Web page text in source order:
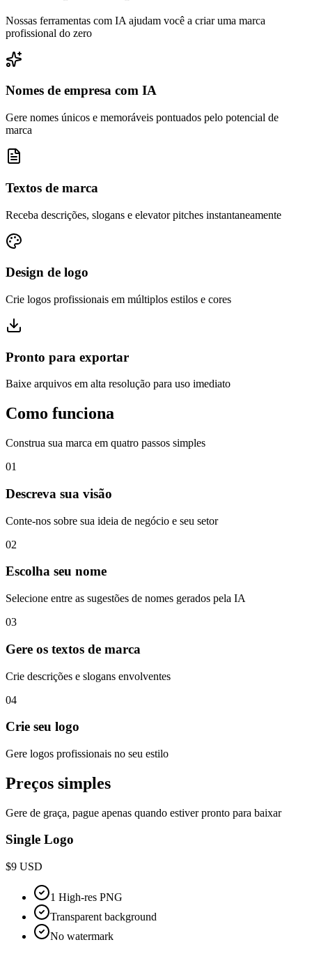
Nossas ferramentas com IA ajudam você a criar uma marca
profissional do zero
Nomes de empresa com IA
Gere nomes únicos e memoráveis pontuados pelo potencial de
marca
Textos de marca
Receba descrições, slogans e elevator pitches instantaneamente
Design de logo
Crie logos profissionais em múltiplos estilos e cores
Pronto para exportar
Baixe arquivos em alta resolução para uso imediato
Como funciona
Construa sua marca em quatro passos simples
01
Descreva sua visão
Conte-nos sobre sua ideia de negócio e seu setor
02
Escolha seu nome
Selecione entre as sugestões de nomes gerados pela IA
03
Gere os textos de marca
Crie descrições e slogans envolventes
04
Crie seu logo
Gere logos profissionais no seu estilo
Preços simples
Gere de graça, pague apenas quando estiver pronto para baixar
Single Logo
$9 USD
1 High-res PNG
Transparent background
No watermark